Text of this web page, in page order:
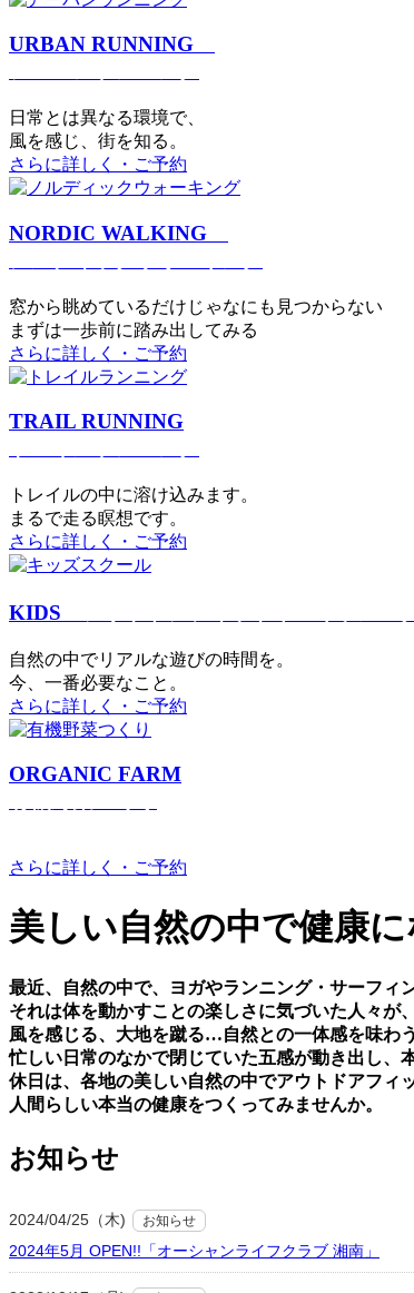
URBAN RUNNING
日常とは異なる環境で、
風を感じ、街を知る。
さらに詳しく・ご予約
NORDIC WALKING
窓から眺めているだけじゃなにも見つからない
まずは一歩前に踏み出してみる
さらに詳しく・ご予約
TRAIL RUNNING
トレイルの中に溶け込みます。
まるで⾛る瞑想です。
さらに詳しく・ご予約
KIDS
⾃然の中でリアルな遊びの時間を。
今、⼀番必要なこと。
さらに詳しく・ご予約
ORGANIC FARM
さらに詳しく・ご予約
美しい⾃然の中で健康に
最近、⾃然の中で、ヨガやランニング・サーフィ
それは体を動かすことの楽しさに気づいた⼈々が
⾵を感じる、⼤地を蹴る…⾃然との⼀体感を味わう
忙しい⽇常のなかで閉じていた五感が動き出し、
休⽇は、各地の美しい⾃然の中でアウトドアフィ
⼈間らしい本当の健康をつくってみませんか。
お知らせ
2024/04/25（木) お知らせ
2024年5月 OPEN!!「オーシャンライフクラブ 湘南」